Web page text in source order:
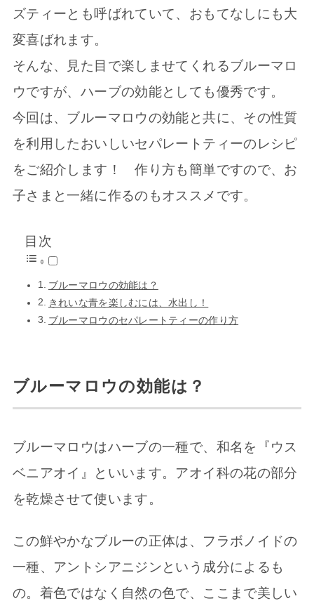
ズティーとも呼ばれていて、おもてなしにも大
変喜ばれます。
そんな、見た目で楽しませてくれるブルーマロ
ウですが、ハーブの効能としても優秀です。
今回は、ブルーマロウの効能と共に、その性質
を利用したおいしいセパレートティーのレシピ
をご紹介します！ 作り方も簡単ですので、お
子さまと一緒に作るのもオススメです。
目次
ブルーマロウの効能は？
きれいな青を楽しむには、水出し！
ブルーマロウのセパレートティーの作り方
ブルーマロウの効能は？
ブルーマロウはハーブの一種で、和名を『ウス
ベニアオイ』といいます。アオイ科の花の部分
を乾燥させて使います。
この鮮やかなブルーの正体は、フラボノイドの
一種、アントシアニジンという成分によるも
の。着色ではなく自然の色で、ここまで美しい